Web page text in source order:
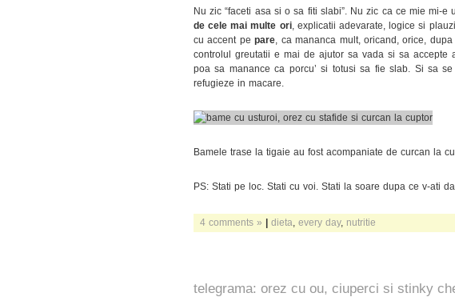
Nu zic “faceti asa si o sa fiti slabi”. Nu zic ca ce mie mi-e
de cele mai multe ori, explicatii adevarate, logice si
cu accent pepare , ca mananca mult, oricand, orice,
controlul greutatii e mai de ajutor sa vada si sa accepte
poa sa manance ca porcu’ si totusi sa fie slab. Si sa
refugieze in macare.
Bamele trase la tigaie au fost acompaniate de curcan la
PS: Stati pe loc. Stati cu voi. Stati la soare dupa ce v-ati
4 comments » | dieta every day, nutritie
telegrama: orez cu ou, ciuperci si stinky